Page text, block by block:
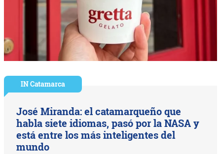
IN Catamarca
José Miranda: el catamarqueño que
habla siete idiomas, pasó por la NASA y
está entre los más inteligentes del
mundo